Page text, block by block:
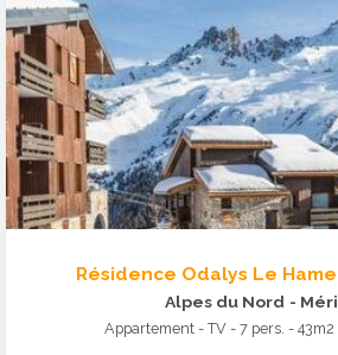
Résidence Odalys Le
Alpes du Nord -
Appartement - TV - 7 pers. -